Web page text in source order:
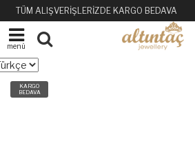
TÜM ALIŞVERİŞLERİZDE KARGO BEDAVA
menü
KARGO
BEDAVA